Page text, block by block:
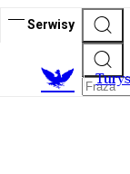
Serwisy
T